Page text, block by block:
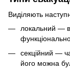
Виділяють
локальний —
секційний —
його можна